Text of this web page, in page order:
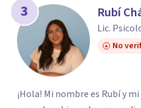
3 Rubí
Lic.
No
¡Hola! Mi nombre es Rubí y